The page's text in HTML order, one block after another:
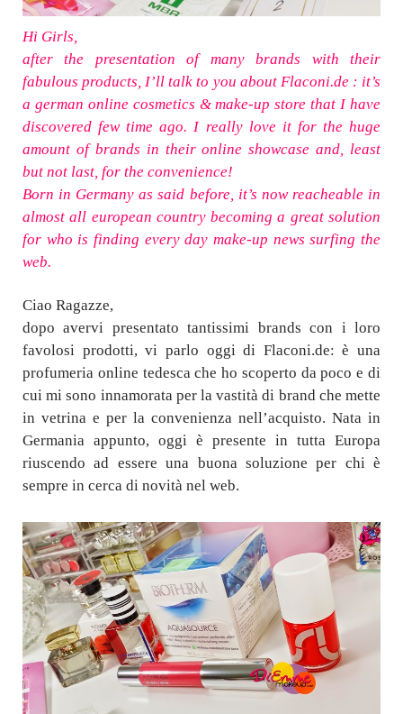
Hi Girls,
after the presentation of many brands with their
fabulous products, I’ll talk to you about Flaconi.de : it’s
a german online cosmetics & make-up store that I have
discovered few time ago. I really love it for the huge
amount of brands in their online showcase and, least
but not last, for the convenience!
Born in Germany as said before, it’s now reacheable in
almost all european country becoming a great solution
for who is finding every day make-up news surfing the
web.
Ciao Ragazze,
dopo avervi presentato tantissimi brands con i loro
favolosi prodotti, vi parlo oggi di Flaconi.de: è una
profumeria online tedesca che ho scoperto da poco e di
cui mi sono innamorata per la vastità di brand che mette
in vetrina e per la convenienza nell’acquisto. Nata in
Germania appunto, oggi è presente in tutta Europa
riuscendo ad essere una buona soluzione per chi è
sempre in cerca di novità nel web.